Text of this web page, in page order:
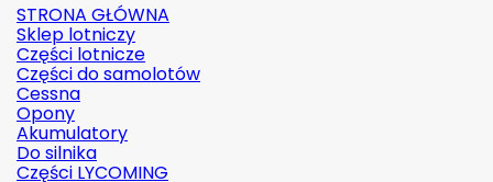
STRONA GŁÓWNA
Sklep lotniczy
Części lotnicze
Części do samolotów
Cessna
Opony
Akumulatory
Do silnika
Części LYCOMING